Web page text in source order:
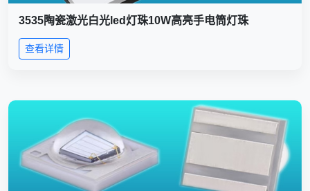
3535陶瓷激光白光led灯珠10W高亮手电筒灯珠
查看详情